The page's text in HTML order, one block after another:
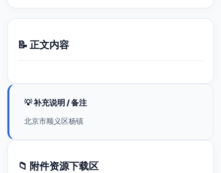
📝 正文内容
💡 补充说明 / 备注
北京市顺义区杨镇
📁 附件资源下载区